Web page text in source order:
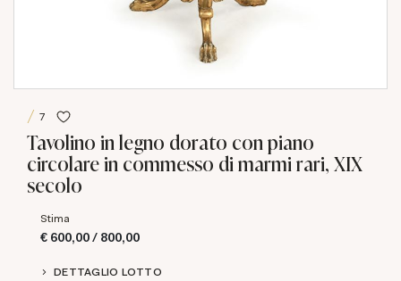
7
Tavolino in legno dorato con piano
circolare in commesso di marmi rari, XIX
secolo
Stima
€ 600,00 / 800,00
DETTAGLIO LOTTO